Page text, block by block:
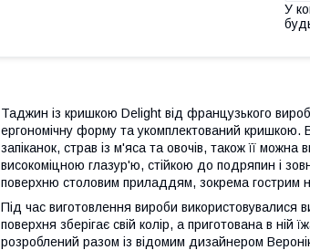
У
Таджин із кришкою Delight від французького
ергономічну форму та укомплектований кришкою.
запіканок, страв із м'яса та овочів, також її
високоміцною глазур'ю, стійкою до подряпин і
поверхню столовим приладдям, зокрема гострим
Під час виготовлення вироби використовувалися
поверхня зберігає свій колір, а приготована в
розроблений разом із відомим дизайнером